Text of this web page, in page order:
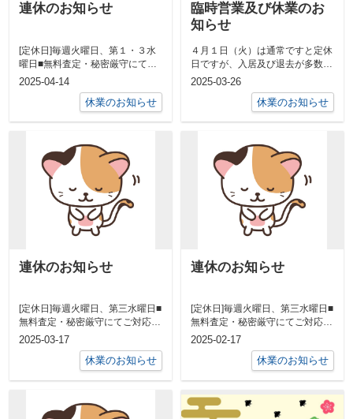
連休のお知らせ
[定休日]毎週火曜日、第１・３水
曜日■無料査定・秘密厳守にてご
対応させていただきます■毛呂山
2025-04-14
休業のお知らせ
臨時営業及び休業のお
知らせ
４月１日（火）は通常ですと定休
日ですが、入居及び退去が多数ご
ざいますので臨時で営業させてい
2025-03-26
休業のお知らせ
連休のお知らせ
[定休日]毎週火曜日、第三水曜日■
無料査定・秘密厳守にてご対応さ
せていただきます■毛呂山町・越
2025-03-17
休業のお知らせ
連休のお知らせ
[定休日]毎週火曜日、第三水曜日■
無料査定・秘密厳守にてご対応さ
せていただきます■毛呂山町・越
2025-02-17
休業のお知らせ